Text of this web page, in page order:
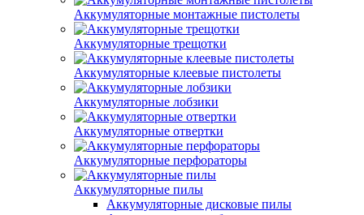
Аккумуляторные монтажные пистолеты
Аккумуляторные трещотки
Аккумуляторные клеевые пистолеты
Аккумуляторные лобзики
Аккумуляторные отвертки
Аккумуляторные перфораторы
Аккумуляторные пилы
Аккумуляторные дисковые пилы